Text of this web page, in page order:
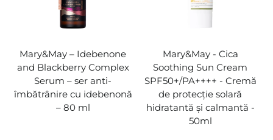
Mary&May – Idebenone
and Blackberry Complex
Serum – ser anti-
îmbătrânire cu idebenonă
– 80 ml
Mary&May - Cica
Soothing Sun Cream
SPF50+/PA++++ - Cremă
de protecție solară
hidratantă și calmantă -
50ml